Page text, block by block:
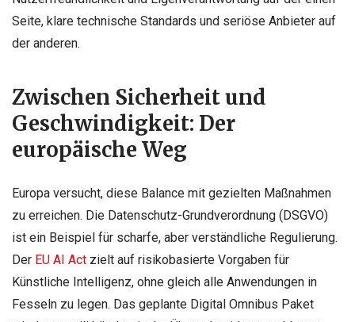
Seite, klare technische Standards und seriöse Anbieter auf
der anderen.
Zwischen Sicherheit und
Geschwindigkeit: Der
europäische Weg
Europa versucht, diese Balance mit gezielten Maßnahmen
zu erreichen. Die Datenschutz-Grundverordnung (DSGVO)
ist ein Beispiel für scharfe, aber verständliche Regulierung.
Der EU AI Act zielt auf risikobasierte Vorgaben für
Künstliche Intelligenz, ohne gleich alle Anwendungen in
Fesseln zu legen. Das geplante Digital Omnibus Paket